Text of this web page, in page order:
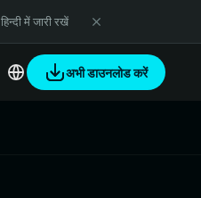
हिन्दी में जारी रखें
अभी डाउनलोड करें